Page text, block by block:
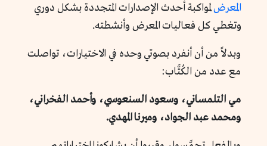
المعرضلمواكبة أحدث الإصدارات المتجددة بشكل دوري
وتغطي كل فعاليات المعرض وأنشطته.
وبدلاً من أن أنفرد بصوتي وحده في الاختيارات، تواصلت
مع عدد من الكُتَّاب:
مي التلمساني، وسعود السنعوسي، وأحمد الفخراني،
ومحمد عبد الجواد، وميرنا المهدي.